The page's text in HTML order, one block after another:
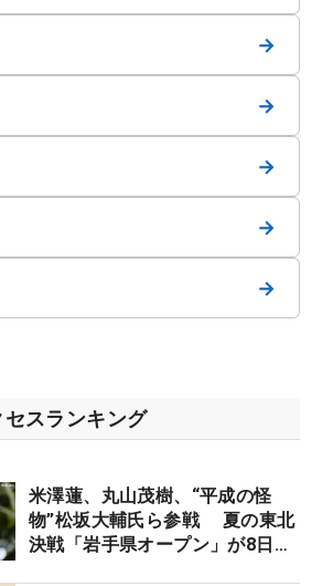
→
→
→
→
→
スランキング
米澤蓮、丸山茂樹、“平成の怪
物”松坂大輔氏ら参戦 夏の東北
決戦「岩手県オープン」が8日開